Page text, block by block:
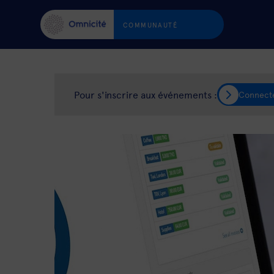
COMMUNAUTÉ
Pour s'inscrire aux événements :